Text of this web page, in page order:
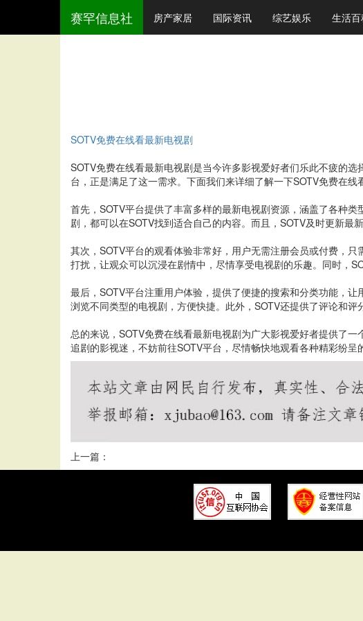
赛罕信息社 房产家居 国际资讯 综艺娱乐 生活
SOTV免费在线看最新电视剧
SOTV免费在线看最新电视剧是当今许多影视爱好者们乐此不疲的
台，正是满足了这一需求。下面我们来详细了解一下SOTV免费在线
首先，SOTV平台提供了丰富多样的最新电视剧资源，涵盖了各种
剧，都可以在SOTV找到适合自己的内容。而且，SOTV及时更新最
其次，SOTV平台的观看体验非常好，用户无需注册会员或付费，
打扰，让观众可以沉浸在剧情中，尽情享受电视剧的乐趣。同时，
最后，SOTV平台注重用户体验，提供了便捷的搜索和分类功能，
浏览不同类型的电视剧，方便快捷。此外，SOTV还提供了评论和
总的来说，SOTV免费在线看最新电视剧为广大影视爱好者提供了
追剧的影视迷，不妨前往SOTV平台，尽情畅快地观看各种精彩纷呈
上一篇：